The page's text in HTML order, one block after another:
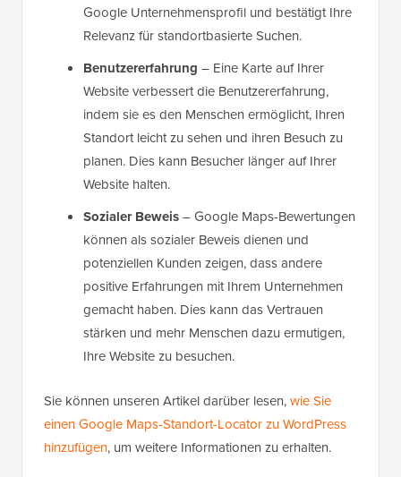
Google Unternehmensprofil und bestätigt Ihre
Relevanz für standortbasierte Suchen.
Benutzererfahrung – Eine Karte auf Ihrer
Website verbessert die Benutzererfahrung,
indem sie es den Menschen ermöglicht, Ihren
Standort leicht zu sehen und ihren Besuch zu
planen. Dies kann Besucher länger auf Ihrer
Website halten.
Sozialer Beweis– Google Maps-Bewertungen
können als sozialer Beweis dienen und
potenziellen Kunden zeigen, dass andere
positive Erfahrungen mit Ihrem Unternehmen
gemacht haben. Dies kann das Vertrauen
stärken und mehr Menschen dazu ermutigen,
Ihre Website zu besuchen.
Sie können unseren Artikel darüber lesen,wie Sie
einen Google Maps-Standort-Locator zu WordPress
hinzufügen, um weitere Informationen zu erhalten.